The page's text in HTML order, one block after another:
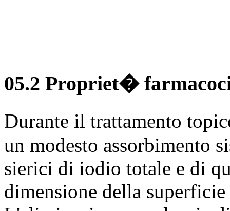
05.2 Propriet�
Durante il trattamento
un modesto assorbimento
sierici di iodio totale e di
dimensione della